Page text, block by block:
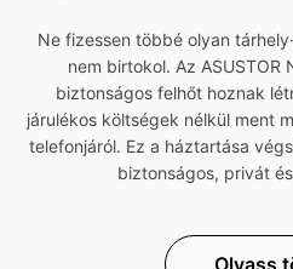
Ne fizessen többé olyan
nem birtokol. Az ASUSTOR
biztonságos felhőt hoznak
járulékos költségek nélkül ment
telefonjáról. Ez a háztartása
biztonságos, privát